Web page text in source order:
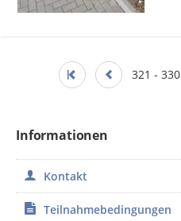
321 -
Informationen
Kontakt
Teilnahmebedingungen